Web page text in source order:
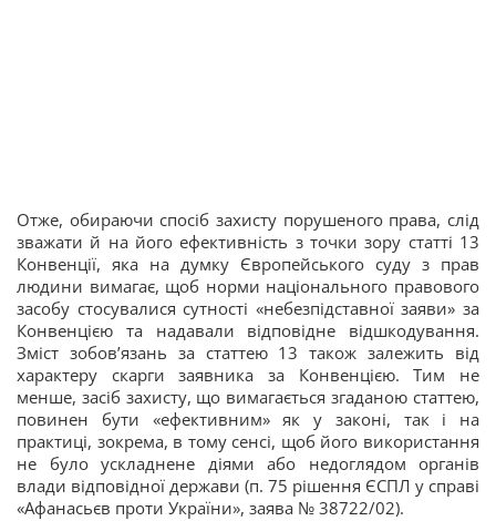
Отже, обираючи спосіб захисту порушеного права, слід
зважати й на його ефективність з точки зору статті 13
Конвенції, яка на думку Європейського суду з прав
людини вимагає, щоб норми національного правового
засобу стосувалися сутності «небезпідставної заяви» за
Конвенцією та надавали відповідне відшкодування.
Зміст зобовʼязань за статтею 13 також залежить від
характеру скарги заявника за Конвенцією. Тим не
менше, засіб захисту, що вимагається згаданою статтею,
повинен бути «ефективним» як у законі, так і на
практиці, зокрема, в тому сенсі, щоб його використання
не було ускладнене діями або недоглядом органів
влади відповідної держави (п. 75 рішення ЄСПЛ у справі
«Афанасьєв проти України», заява № 38722/02).